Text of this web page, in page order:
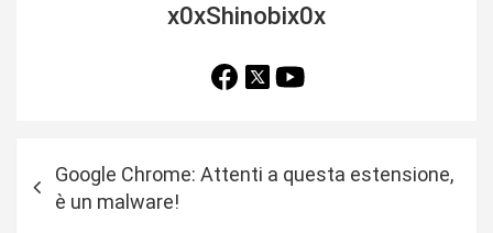
x0xShinobix0x
Google Chrome: Attenti a questa estensione,
è un malware!